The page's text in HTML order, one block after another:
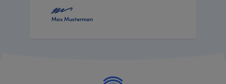
Max Musterman